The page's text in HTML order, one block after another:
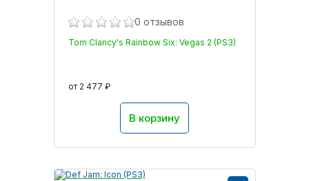
0 отзывов
Tom Clancy's Rainbow Six: Vegas 2 (PS3)
от 2 477 ₽
В корзину